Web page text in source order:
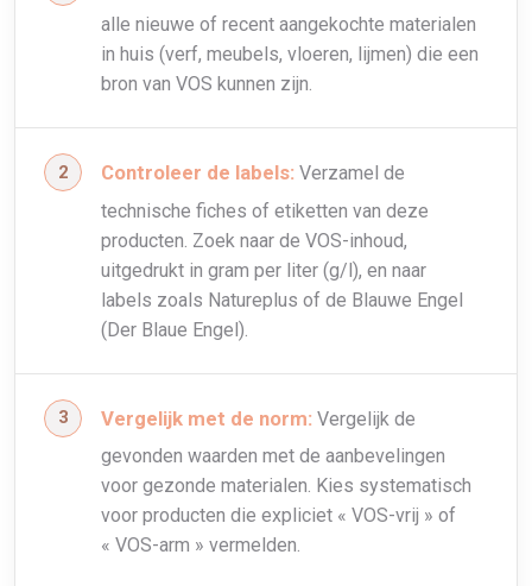
alle nieuwe of recent aangekochte materialen
in huis (verf, meubels, vloeren, lijmen) die een
bron van VOS kunnen zijn.
Controleer de labels: Verzamel de
technische fiches of etiketten van deze
producten. Zoek naar de VOS-inhoud,
uitgedrukt in gram per liter (g/l), en naar
labels zoals Natureplus of de Blauwe Engel
(Der Blaue Engel).
Vergelijk met de norm: Vergelijk de
gevonden waarden met de aanbevelingen
voor gezonde materialen. Kies systematisch
voor producten die expliciet « VOS-vrij » of
« VOS-arm » vermelden.